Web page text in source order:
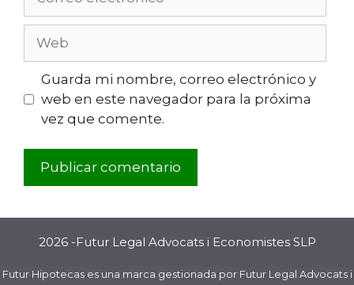
Guarda mi nombre, correo electrónico y
web en este navegador para la próxima
vez que comente.
2026 -Futur Legal Advocats i Economistes SLP
Futur Hipotecas es una marca gestionada por Futur Legal Advocats i